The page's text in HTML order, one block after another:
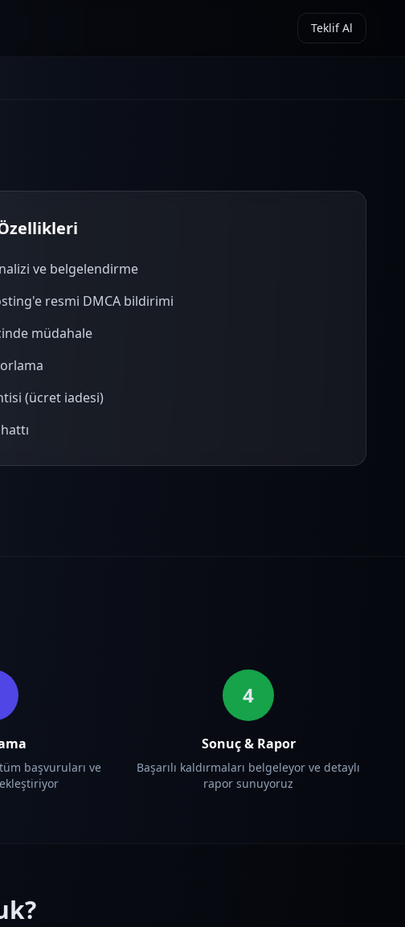
Teklif Al
ve belgelendirme
resmi DMCA bildirimi
müdahale
(ücret iadesi)
başvuruları ve
4
Sonuç & Rapor
Başarılı kaldırmaları belgeleyor ve detaylı
rapor sunuyoruz